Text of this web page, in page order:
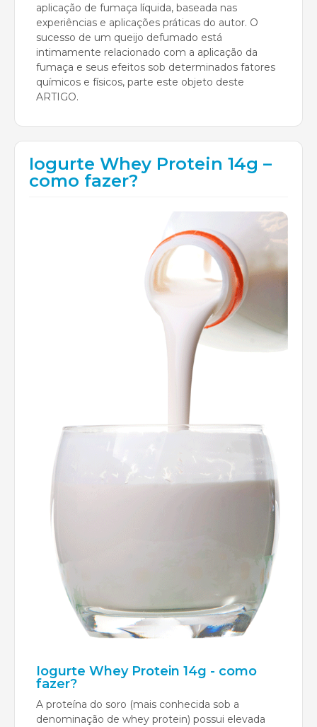
aplicação de fumaça líquida, baseada nas
experiências e aplicações práticas do autor. O
sucesso de um queijo defumado está
intimamente relacionado com a aplicação da
fumaça e seus efeitos sob determinados fatores
químicos e físicos, parte este objeto deste
ARTIGO.
Iogurte Whey Protein 14g –
como fazer?
Iogurte Whey Protein 14g - como
fazer?
A proteína do soro (mais conhecida sob a
denominação de whey protein) possui elevada